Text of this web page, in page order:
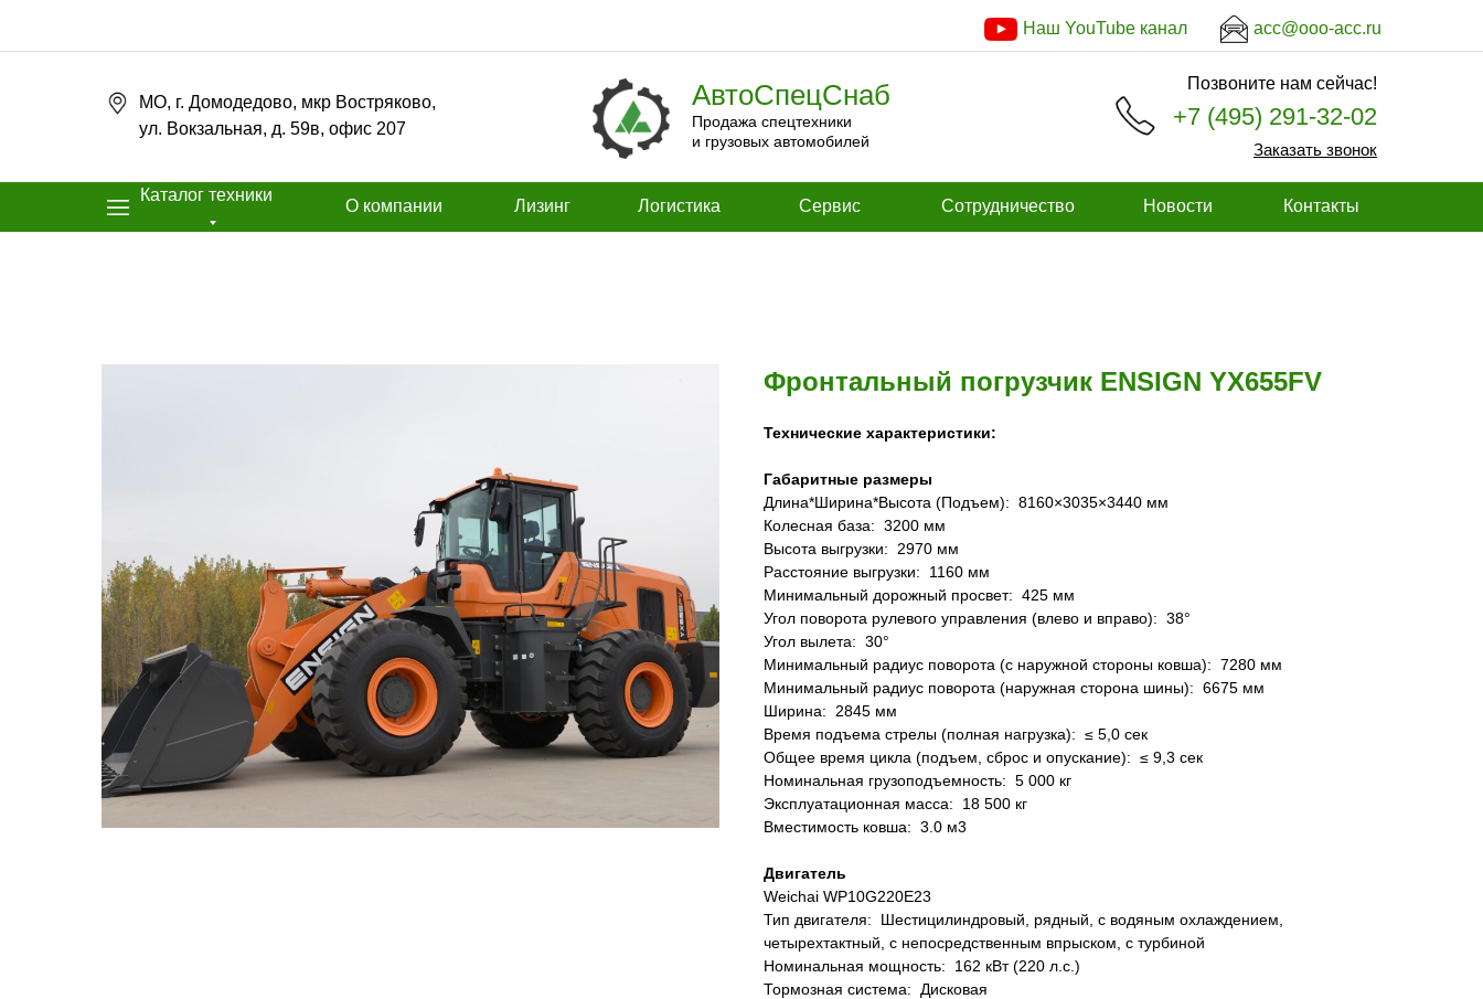
Продажа спецтехники
и грузовых автомобилей
АвтоСпецСнаб
О компании Лизинг Логистика Сервис Сотрудничество Контакты
Каталог техники
МО, г. Домодедово, мкр Востряково,
ул. Вокзальная, д. 59в, офис 207
Новости
acc@ooo-acc.ru
Позвоните нам сейчас!
+7 (495) 291-32-02
Заказать звонок
Наш YouTube канал
Фронтальный погрузчик ENSIGN YX655FV
Технические характеристики:
Габаритные размеры
Длина*Ширина*Высота (Подъем): 8160×3035×3440 мм
Колесная база: 3200 мм
Высота выгрузки: 2970 мм
Расстояние выгрузки: 1160 мм
Минимальный дорожный просвет: 425 мм
Угол поворота рулевого управления (влево и вправо): 38°
Угол вылета: 30°
Минимальный радиус поворота (с наружной стороны ковша): 7280 мм
Минимальный радиус поворота (наружная сторона шины): 6675 мм
Ширина: 2845 мм
Время подъема стрелы (полная нагрузка): ≤ 5,0 сек
Общее время цикла (подъем, сброс и опускание): ≤ 9,3 сек
Номинальная грузоподъемность: 5 000 кг
Эксплуатационная масса: 18 500 кг
Вместимость ковша: 3.0 м3
Двигатель
Weichai WP10G220E23
Тип двигателя: Шестицилиндровый, рядный, с водяным охлаждением,
четырехтактный, с непосредственным впрыском, с турбиной
Номинальная мощность: 162 кВт (220 л.с.)
Тормозная система: Дисковая